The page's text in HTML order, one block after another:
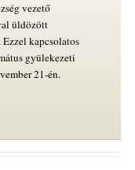
vezető
üldözött
kapcsolatos
gyülekezeti
21-én.